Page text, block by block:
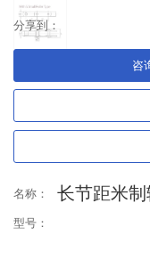
分享到：
咨
名称： 长节距米
型号：